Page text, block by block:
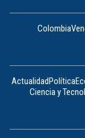
Colombia
ActualidadPolítica
Ciencia y